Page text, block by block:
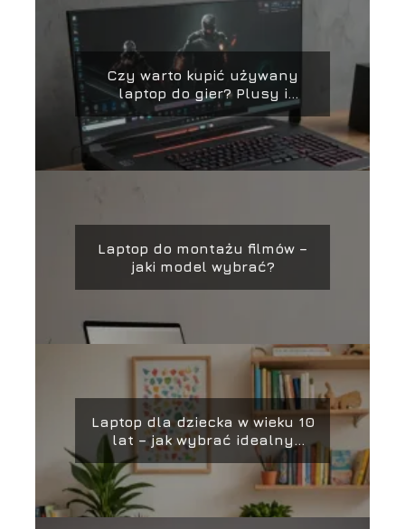
Czy warto kupić używany
laptop do gier? Plusy i
minusy
Laptop do montażu filmów –
jaki model wybrać?
Laptop dla dziecka w wieku 10
lat – jak wybrać idealny
sprzęt?